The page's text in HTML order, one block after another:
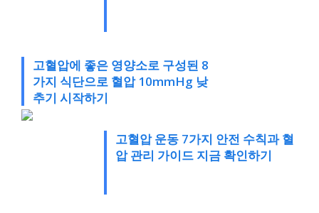
고혈압에 좋은 영양소로 구성된 8
가지 식단으로 혈압 10mmHg 낮
추기 시작하기
고혈압 운동 7가지 안전 수칙과 혈
압 관리 가이드 지금 확인하기